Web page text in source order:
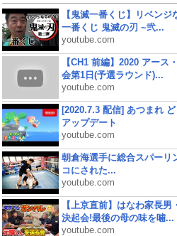
【鬼滅一番くじ】リベン
一番くじ 鬼滅の刃 ~弐...
youtube.com
【CH1 前編】2020 アース
会第1日(予選ラウンド)...
youtube.com
[2020.7.3 配信] あつまれ
アップデート
youtube.com
朝倉海選手に総合スパーリ
コにされた...
youtube.com
【上京直前】はなわ家長
決起会!最後の母の味を噛...
youtube.com